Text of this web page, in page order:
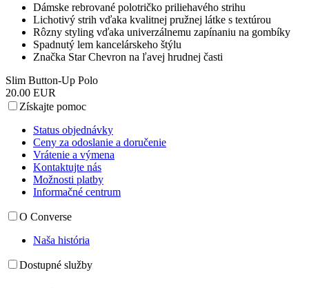
Dámske rebrované polotričko priliehavého strihu
Lichotivý strih vďaka kvalitnej pružnej látke s textúrou
Rôzny styling vďaka univerzálnemu zapínaniu na gombíky
Spadnutý lem kancelárskeho štýlu
Značka Star Chevron na ľavej hrudnej časti
Slim Button-Up Polo
20.00 EUR
Získajte pomoc
Status objednávky
Ceny za odoslanie a doručenie
Vrátenie a výmena
Kontaktujte nás
Možnosti platby
Informačné centrum
O Converse
Naša história
Dostupné služby